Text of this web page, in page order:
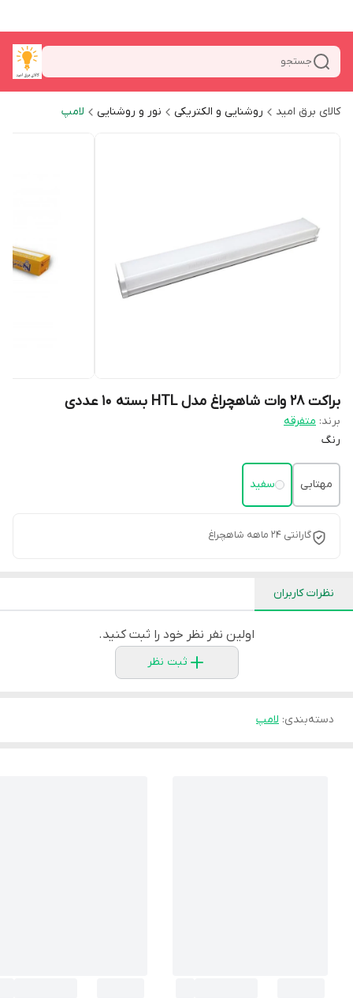
جستجو
کالای برق امید روشنایی و الکتریکی نور و روشنایی لامپ
براکت 28 وات شاهچراغ مدل HTL بسته ۱۰ عددی
برند: متفرقه
رنگ
مهتابی سفید
گارانتی 24 ماهه شاهچراغ
نظرات کاربران
اولین نفر نظر خود را ثبت کنید.
ثبت نظر
دسته‌بندی: لامپ